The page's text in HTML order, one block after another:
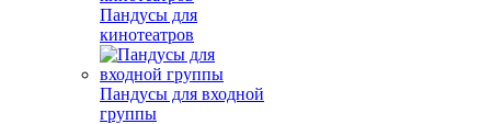
Пандусы для
кинотеатров
Пандусы для входной
группы